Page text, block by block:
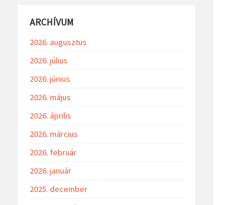
ARCHÍVUM
2026. augusztus
2026. július
2026. június
2026. május
2026. április
2026. március
2026. február
2026. január
2025. december